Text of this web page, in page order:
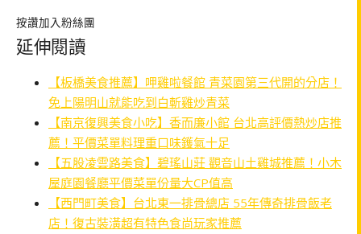
按讚加入粉絲團
延伸閱讀
【板橋美食推薦】呷雞啦餐館 青菜園第三代開的分店！
免上陽明山就能吃到白斬雞炒青菜
【南京復興美食小吃】香而廉小館 台北高評價熱炒店推
薦！平價菜單料理重口味鑊氣十足
【五股凌雲路美食】碧瑤山莊 觀音山土雞城推薦！小木
屋庭園餐廳平價菜單份量大CP值高
【西門町美食】台北東一排骨總店 55年傳奇排骨飯老
店！復古裝潢超有特色食尚玩家推薦